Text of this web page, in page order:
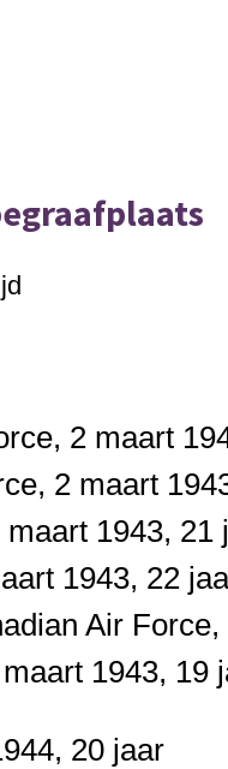
2 maart
2 maart
1943, 21
1943, 22
Air
1943, 19
20 jaar